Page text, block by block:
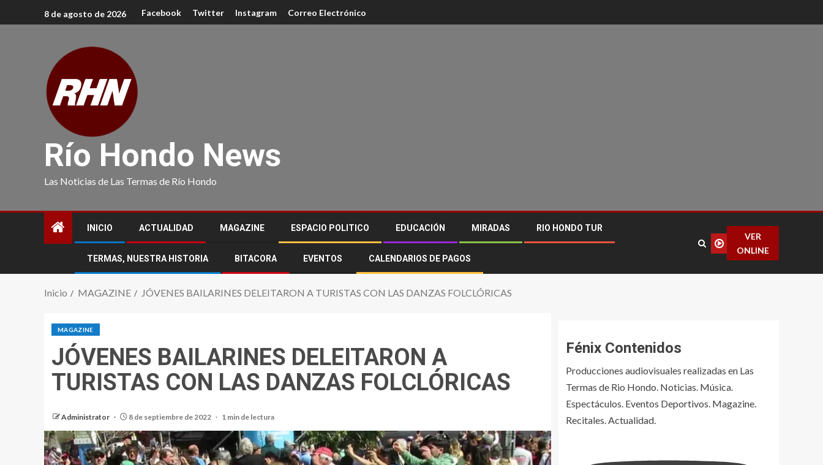
8 de agosto de 2026 Facebook Twitter Instagram Correo Electrónico
Río Hondo News
Las Noticias de Las Termas de Río Hondo
INICIO ACTUALIDAD MAGAZINE ESPACIO POLITICO EDUCACIÓN MIRADAS RIO HONDO TUR
TERMAS, NUESTRA HISTORIA BITACORA EVENTOS CALENDARIOS DE PAGOS
VER
ONLINE
Inicio MAGAZINE JÓVENES BAILARINES DELEITARON A TURISTAS CON LAS DANZAS FOLCLÓRICAS
MAGAZINE
JÓVENES BAILARINES DELEITARON A
TURISTAS CON LAS DANZAS FOLCLÓRICAS
Administrator 8 de septiembre de 2022 1 min de lectura
Fénix Contenidos
Producciones audiovisuales realizadas en Las
Termas de Rio Hondo. Noticias. Música.
Espectáculos. Eventos Deportivos. Magazine.
Recitales. Actualidad.